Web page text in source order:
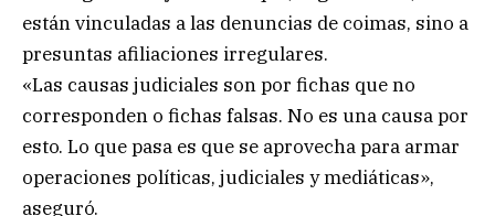
están vinculadas a las denuncias de coimas, sino a
presuntas afiliaciones irregulares.
«Las causas judiciales son por fichas que no
corresponden o fichas falsas. No es una causa por
esto. Lo que pasa es que se aprovecha para armar
operaciones políticas, judiciales y mediáticas»,
aseguró.